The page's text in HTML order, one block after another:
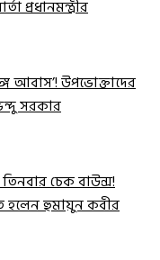
প্রধানমন্ত্রীর
আবাস’! উপভোক্তাদের
সরকার
চেক বাউন্স!
হলেন হুমায়ুন কবীর